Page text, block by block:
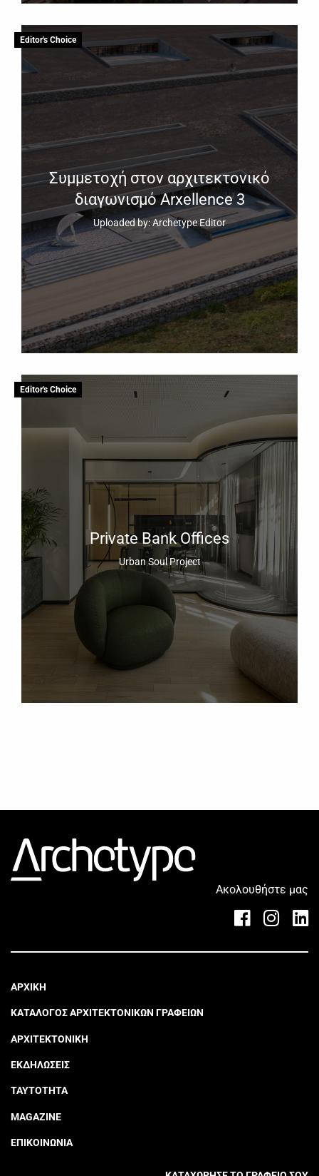
Editor's Choice
Συμμετοχή στον αρχιτεκτονικό
διαγωνισμό Arxellence 3
Uploaded by: Archetype Editor
Editor's Choice
Private Bank Offices
Urban Soul Project
Ακολουθήστε μας
ΑΡΧΙΚΗ
ΚΑΤΑΛΟΓΟΣ ΑΡΧΙΤΕΚΤΟΝΙΚΩΝ ΓΡΑΦΕΙΩΝ
ΑΡΧΙΤΕΚΤΟΝΙΚΗ
ΕΚΔΗΛΩΣΕΙΣ
ΤΑΥΤΟΤΗΤΑ
MAGAZINE
ΕΠΙΚΟΙΝΩΝΙΑ